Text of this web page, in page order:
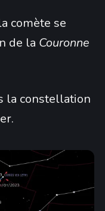
comète se
de la Couronne
la constellation